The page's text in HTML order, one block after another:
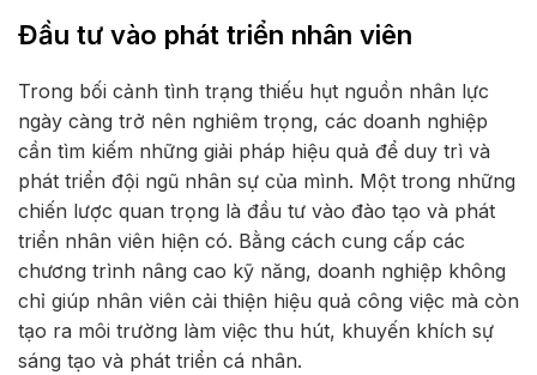
Đầu tư vào phát triển nhân viên
Trong bối cảnh tình trạng thiếu hụt nguồn nhân lực
ngày càng trở nên nghiêm trọng, các doanh nghiệp
cần tìm kiếm những giải pháp hiệu quả để duy trì và
phát triển đội ngũ nhân sự của mình. Một trong những
chiến lược quan trọng là đầu tư vào đào tạo và phát
triển nhân viên hiện có. Bằng cách cung cấp các
chương trình nâng cao kỹ năng, doanh nghiệp không
chỉ giúp nhân viên cải thiện hiệu quả công việc mà còn
tạo ra môi trường làm việc thu hút, khuyến khích sự
sáng tạo và phát triển cá nhân.